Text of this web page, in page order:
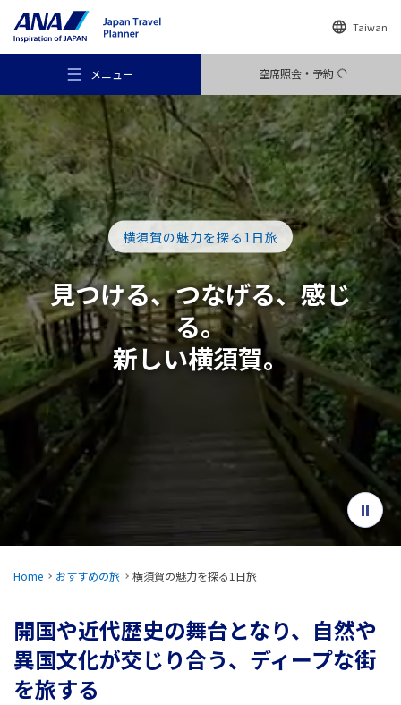
Taiwan
メニュー 空席照会・予約
おすすめの旅
旅のアイデア
行き先
旅のお役立ち情報
ANA サービス
閉じる
横須賀の魅力を探る1日旅
見つける、つなげる、感じ
る。
新しい横須賀。
Home おすすめの旅 横須賀の魅力を探る1日旅
開国や近代歴史の舞台となり、自然や
異国文化が交じり合う、ディープな街
を旅する